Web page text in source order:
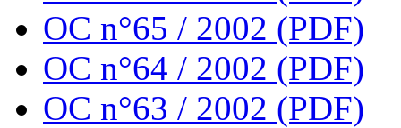
OC n°65 / 2002 (PDF)
OC n°64 / 2002 (PDF)
OC n°63 / 2002 (PDF)